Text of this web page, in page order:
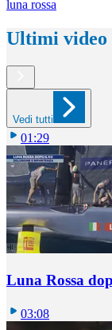
luna rossa
Ultimi video
Vedi tutti
01:29
Luna Rossa
03:08